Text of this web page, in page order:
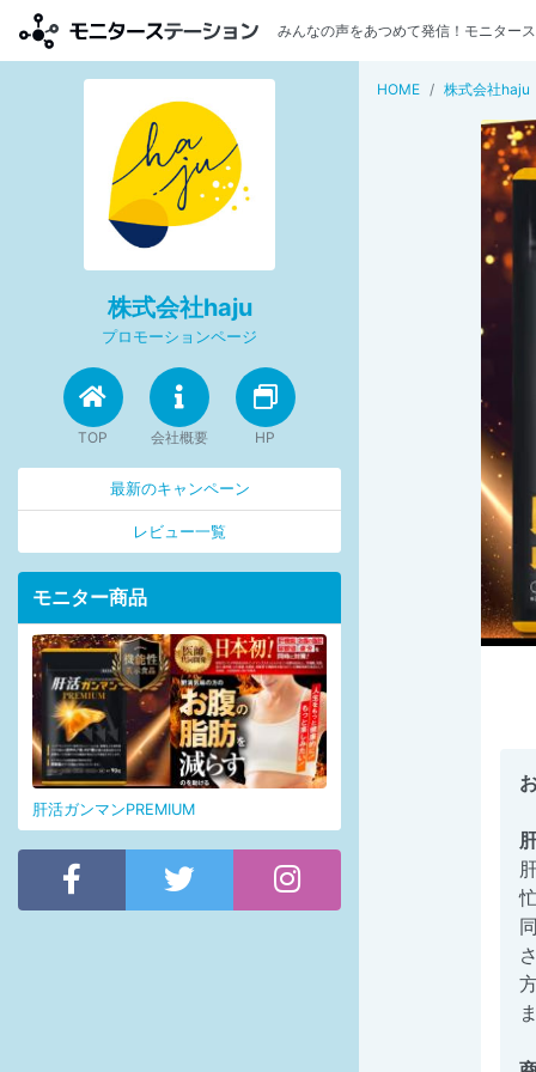
みんなの声をあつめて発信！モニター
HOME 株式会社haju
株式会社haju
プロモーションページ
TOP 会社概要 HP
最新のキャンペーン
レビュー一覧
モニター商品
肝活ガンマンPREMIUM